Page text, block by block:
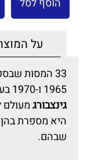
הוסף לסל
על
33 המסות
1965 ו-1970 בעיתון
גינצבורג
היא מספרת בהן
שבהם.